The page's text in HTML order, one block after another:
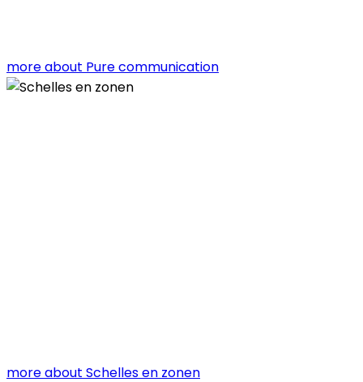
more about Pure communication
more about Schelles en zonen